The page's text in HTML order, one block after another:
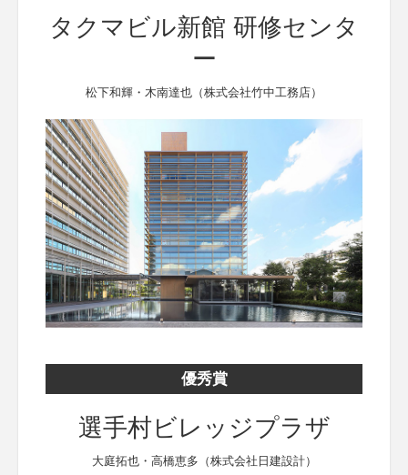
タクマビル新館 研修センタ
ー
松下和輝・木南達也（株式会社竹中工務店）
優秀賞
選手村ビレッジプラザ
大庭拓也・高橋恵多（株式会社日建設計）